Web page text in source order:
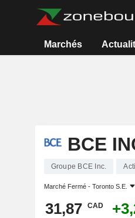
Marchés
BCE
Groupe BCE Inc.
Marché Fermé - Toronto S.E.
31,87 CAD